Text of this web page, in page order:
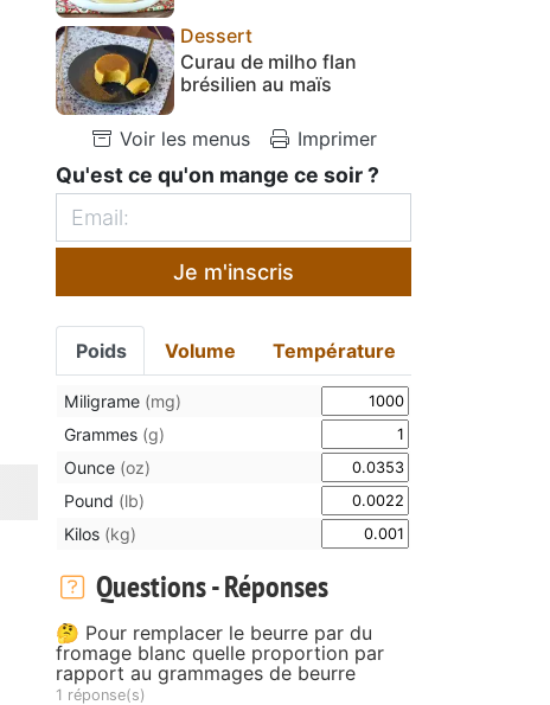
Dessert
Curau de milho flan
brésilien au maïs
Voir les menus Imprimer
Qu'est ce qu'on mange ce soir ?
Je m'inscris
Poids Volume Température
Miligrame (mg)
Grammes (g)
Ounce (oz)
Pound (lb)
Kilos (kg)
Questions - Réponses
🤔 Pour remplacer le beurre par du
fromage blanc quelle proportion par
rapport au grammages de beurre
1 réponse(s)